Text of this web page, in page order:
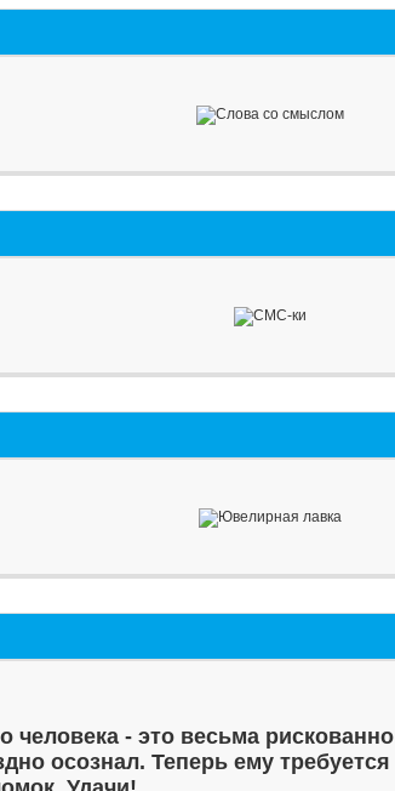
человека - это весьма рискованно
осознал. Теперь ему требуется